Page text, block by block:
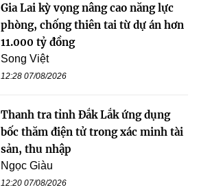
Gia Lai kỳ vọng nâng cao năng lực
phòng, chống thiên tai từ dự án hơn
11.000 tỷ đồng
Song Việt
12:28 07/08/2026
Thanh tra tỉnh Đắk Lắk ứng dụng
bốc thăm điện tử trong xác minh tài
sản, thu nhập
Ngọc Giàu
12:20 07/08/2026